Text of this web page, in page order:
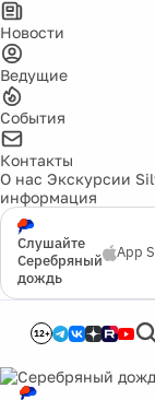
Новости
Ведущие
События
Контакты
О нас Экскурсии
информация
Слушайте
Серебряный
дождь
App
12+